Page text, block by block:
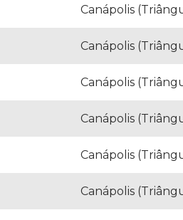
Canápolis
Canápolis
Canápolis
Canápolis
Canápolis
Canápolis